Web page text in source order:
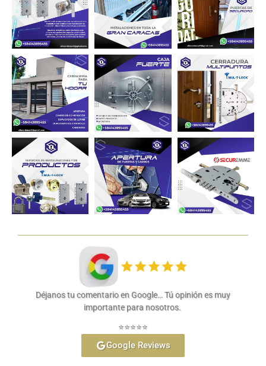
Déjanos tu comentario en Google… Tú opinión es muy
importante para nosotros.
⭐⭐⭐⭐⭐
Google Reviews